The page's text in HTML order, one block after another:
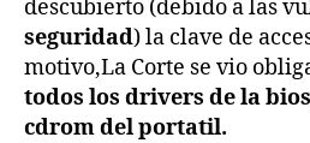
descubierto (debido a las
seguridad) la clave de
motivo,La Corte se vio
todos los drivers de la
cdrom del portatil.